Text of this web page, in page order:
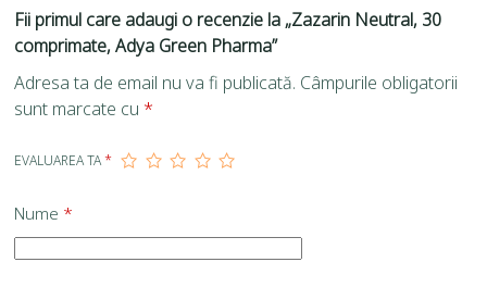
Fii primul care adaugi o recenzie la „Zazarin Neutral, 30
comprimate, Adya Green Pharma”
Adresa ta de email nu va fi publicată. Câmpurile obligatorii
sunt marcate cu *
EVALUAREA TA*
Nume *